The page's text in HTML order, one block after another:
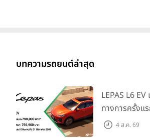
บทความรถยนต์ล่าสุด
LEPAS L6
ทางการครั้งแ
วิสัยทัศน์4 ส.ค. 69